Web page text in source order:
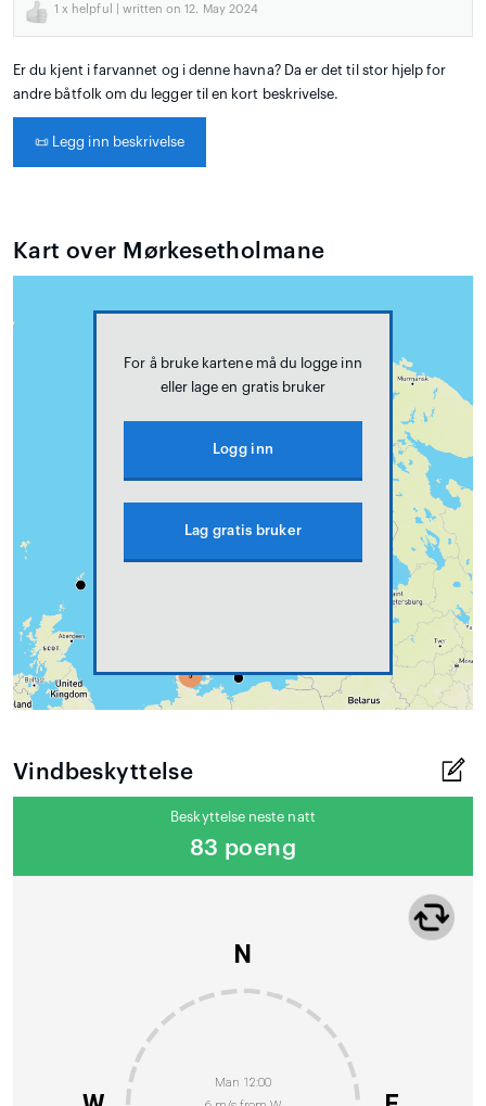
1 x helpful | written on 12. May 2024
Er du kjent i farvannet og i denne havna? Da er det til stor hjelp for
andre båtfolk om du legger til en kort beskrivelse.
📜 Legg inn beskrivelse
Kart over Mørkesetholmane
For å bruke kartene må du logge inn
eller lage en gratis bruker
Logg inn
Lag gratis bruker
Vindbeskyttelse
Beskyttelse neste natt
83 poeng
Man 12:00
N